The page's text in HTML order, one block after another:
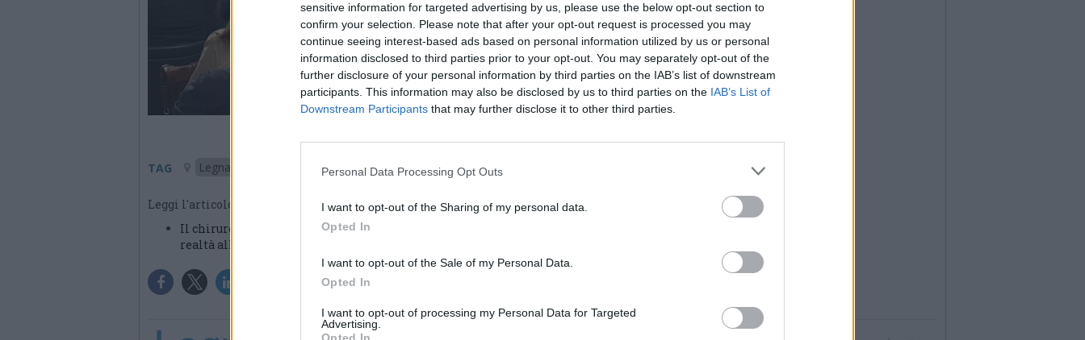
sensitive information for targeted advertising by us, please use the below opt-out section to
confirm your selection. Please note that after your opt-out request is processed you may
continue seeing interest-based ads based on personal information utilized by us or personal
information disclosed to third parties prior to your opt-out. You may separately opt-out of the
further disclosure of your personal information by third parties on the IAB’s list of downstream
participants. This information may also be disclosed by us to third parties on the IAB’s List of
Downstream Participants that may further disclose it to other third parties.
Personal Data Processing Opt Outs
I want to opt-out of the Sharing of my personal data.
Opted In
I want to opt-out of the Sale of my Personal Data.
Opted In
I want to opt-out of processing my Personal Data for Targeted
Advertising.
4 di 11
TAG
Legnano
Leggi l'articolo:
Il chirurgo Baldazzi in cattedra in Famiglia Legnanese: “La chirurgia del futuro è già
realtà all’Ospedale di Legnano”